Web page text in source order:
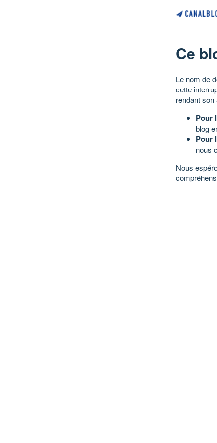
Ce
Le nom de
cette
rendant son
Pour
blog
Pour
nous
Nous